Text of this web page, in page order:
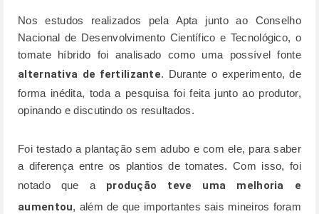
Nos estudos realizados pela Apta junto ao Conselho
Nacional de Desenvolvimento Científico e Tecnológico, o
tomate híbrido foi analisado como uma possível fonte
alternativa de fertilizante. Durante o experimento, de
forma inédita, toda a pesquisa foi feita junto ao produtor,
opinando e discutindo os resultados.
Foi testado a plantação sem adubo e com ele, para saber
a diferença entre os plantios de tomates. Com isso, foi
notado que a produção teve uma melhoria e
aumentou, além de que importantes sais mineiros foram